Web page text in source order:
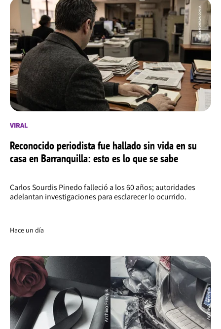
VIRAL
Reconocido periodista fue hallado sin vida en su
casa en Barranquilla: esto es lo que se sabe
Carlos Sourdis Pinedo falleció a los 60 años; autoridades
adelantan investigaciones para esclarecer lo ocurrido.
Hace un día